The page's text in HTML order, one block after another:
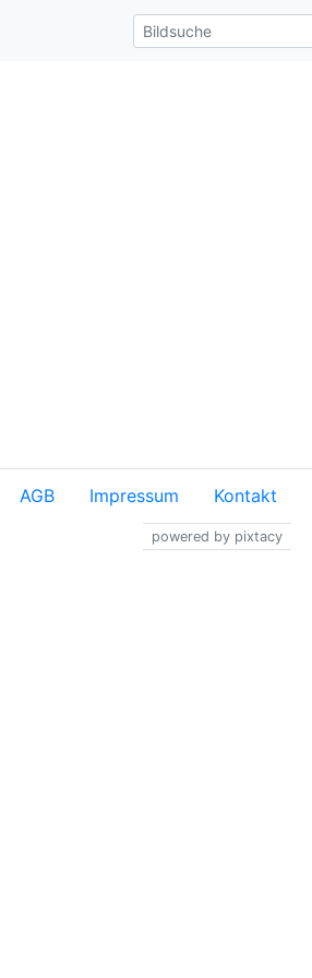
AGB Impressum Kontakt
powered by pixtacy